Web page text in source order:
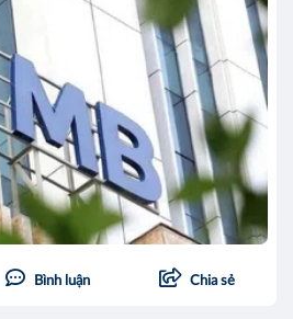
Bình luận Chia sẻ